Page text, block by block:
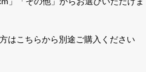
はこちらから別途ご購入ください